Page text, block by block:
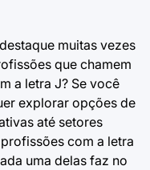
muitas vezes
que chamem
a letra J? Se você
explorar opções de
até setores
com a letra
uma delas faz no